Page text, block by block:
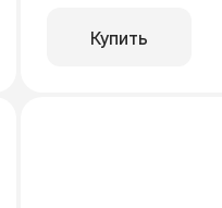
Купить